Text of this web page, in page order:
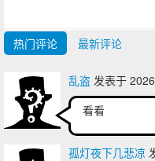
热门评论 最新评论
乱盗 发表于
看看
孤灯夜下几悲凉